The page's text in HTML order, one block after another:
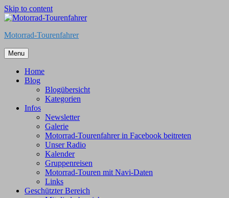
Skip to content
Motorrad-Tourenfahrer
Menu
Home
Blog
Blogübersicht
Kategorien
Infos
Newsletter
Galerie
Motorrad-Tourenfahrer in Facebook beitreten
Unser Radio
Kalender
Gruppenreisen
Motorrad-Touren mit Navi-Daten
Links
Geschützter Bereich